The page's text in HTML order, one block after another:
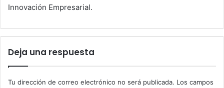
Innovación Empresarial.
Deja una respuesta
Tu dirección de correo electrónico no será publicada. Los campos